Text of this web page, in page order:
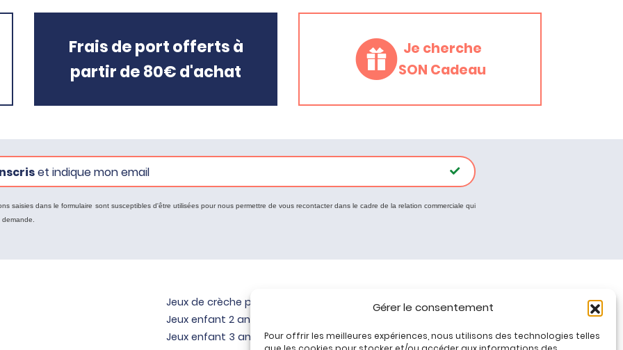
Gérer le consentement
Pour offrir les meilleures expériences, nous utilisons des technologies telles
Frais de port offerts à
partir de 80€ d'achat
Je cherche
SON Cadeau
et indique mon email
saisies dans le formulaire sont susceptibles d'être utilisées pour nous permettre de vous recontacter dans le cadre de la relation commerciale qui
Jeux de crèche pour bébé
Jeux enfant 2 ans
Jeux enfant 3 ans
Tous nos produits
Plan du site